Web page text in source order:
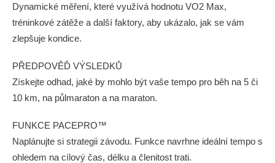
Dynamické měření, které využívá hodnotu VO2 Max,
tréninkové zátěže a další faktory, aby ukázalo, jak se vám
zlepšuje kondice.
PŘEDPOVĚĎ VÝSLEDKŮ
Získejte odhad, jaké by mohlo být vaše tempo pro běh na 5 či
10 km, na půlmaraton a na maraton.
FUNKCE PACEPRO™
Naplánujte si strategii závodu. Funkce navrhne ideální tempo s
ohledem na cílový čas, délku a členitost trati.